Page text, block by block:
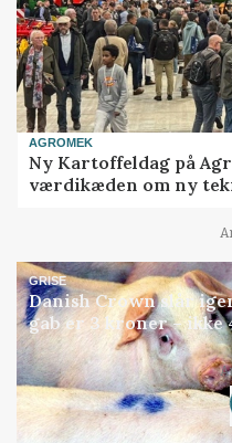
AGROMEK
Ny Kartoffeldag på
værdikæden om ny
GRISE
Danish Crown slår
gab er 3 kroner – ikke